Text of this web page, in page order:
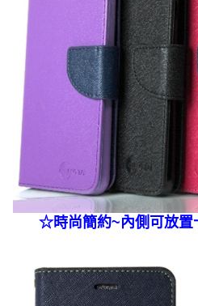
☆時尚簡約~內側可放置